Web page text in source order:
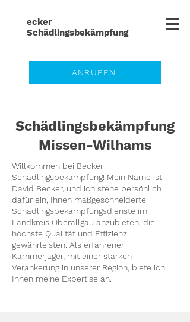
ecker
Schädlingsbekämpfung
ANRUFEN
Schädlingsbekämpfung
Missen-Wilhams
Willkommen bei Becker
Schädlingsbekämpfung! Mein Name ist
David Becker, und ich stehe persönlich
dafür ein, Ihnen maßgeschneiderte
Schädlingsbekämpfungsdienste im
Landkreis Oberallgäu anzubieten, die
höchste Qualität und Effizienz
gewährleisten. Als erfahrener
Kammerjäger, mit einer starken
Verankerung in unserer Region, biete ich
Ihnen meine Expertise an.